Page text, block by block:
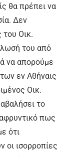
θα πρέπει να
Δεν
του Οικ.
του από
να απορούμε
εν Αθήναις
Οικ.
το
πως
ότι
οι ισορροπίες